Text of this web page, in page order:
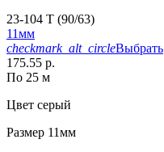
23-104 T (90/63)
11мм
checkmark_alt_circleВыбрать
175.55 р.
По 25 м
Цвет серый
Размер 11мм